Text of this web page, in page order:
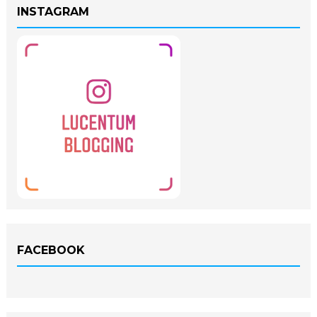
INSTAGRAM
FACEBOOK